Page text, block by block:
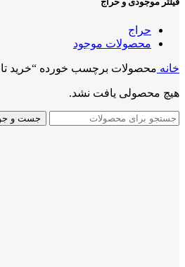
حراج
محصولات موجود
خانه محصولات برچسب خورده “خرید
هیچ محصولی یافت نشد.
جست و